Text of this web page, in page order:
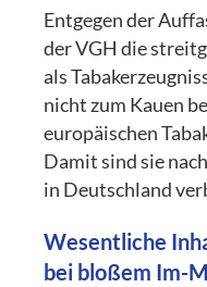
Entgegen der
der VGH die
als
nicht zum Kauen
europäischen
Damit sind sie
in Deutschland
Wesentliche
bei bloßem Im-